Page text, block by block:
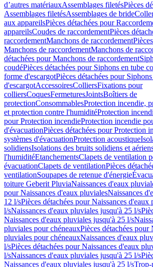
d’autres matériauxAssemblages filetésPièces
Assemblages filetésAssemblages de bride
aux appareilsPièces détachées pour
appareilsCoudes de raccordementPièces
raccordementManchons de raccordement
Manchons de raccordementManchons de
détachées pour Manchons de raccordement
coudéPièces détachées pour Siphons en tube
forme d'escargotPièces détachées pour
d'escargotAccessoiresColliersFixations pour
colliersCoquesFermeturesJointsBoîtiers de
protectionConsommablesProtection incendie,
et protection contre l'humiditéProtection
pour Protection incendieProtection incendie
d'évacuationPièces détachées pour Protection
systèmes d'évacuationProtection acoustique
solidiensIsolations des bruits solidiens et
l'humiditéEtanchementsClapets de ventilation
évacuationClapets de ventilationPièces
ventilationSoupapes de retenue d'énergie
toiture Geberit PluviaNaissances d'eaux
pour Naissances d'eaux pluvialesNaissances
12 l/sPièces détachées pour Naissances
l/sNaissances d'eaux pluviales jusqu'à 25 l/s
Naissances d'eaux pluviales jusqu'à 25 l/s
pluviales pour chéneauxPièces détachées pour
pluviales pour chéneauxNaissances d'eaux
l/sPièces détachées pour Naissances d'eaux
l/sNaissances d'eaux pluviales jusqu'à 25 l/s
Naissances d'eaux pluviales jusqu'à 25 l/sTrop-